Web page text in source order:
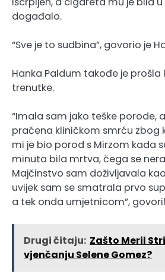
događalo.
“Sve je to sudbina”, govorio je
Hanka Paldum takođe je prošla
trenutke.
“Imala sam jako teške porode,
praćena kliničkom smrću zbog
mi je bio porod s Mirzom kada
minuta bila mrtva, čega se
Majčinstvo sam doživljavala
uvijek sam se smatrala prvo
a tek onda umjetnicom”,
Drugi čitaju: Zašto Meril
vjenčanju Selene Gomez?